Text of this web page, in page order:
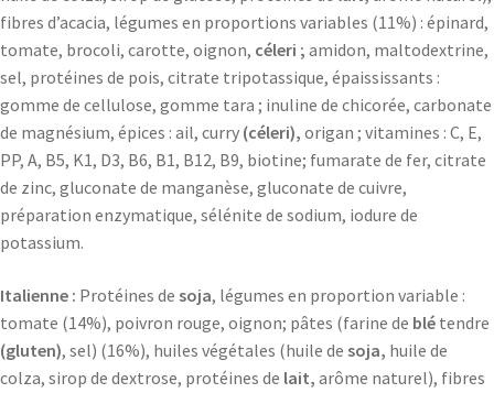
fibres d’acacia, légumes en proportions variables (11%) : épinard,
tomate, brocoli, carotte, oignon, céleri ; amidon, maltodextrine,
sel, protéines de pois, citrate tripotassique, épaississants :
gomme de cellulose, gomme tara ; inuline de chicorée, carbonate
de magnésium, épices : ail, curry (céleri), origan ; vitamines : C, E,
PP, A, B5, K1, D3, B6, B1, B12, B9, biotine; fumarate de fer, citrate
de zinc, gluconate de manganèse, gluconate de cuivre,
préparation enzymatique, sélénite de sodium, iodure de
potassium.
Italienne : Protéines de soja, légumes en proportion variable :
tomate (14%), poivron rouge, oignon; pâtes (farine de blé tendre
(gluten), sel) (16%), huiles végétales (huile de soja, huile de
colza, sirop de dextrose, protéines de lait, arôme naturel), fibres